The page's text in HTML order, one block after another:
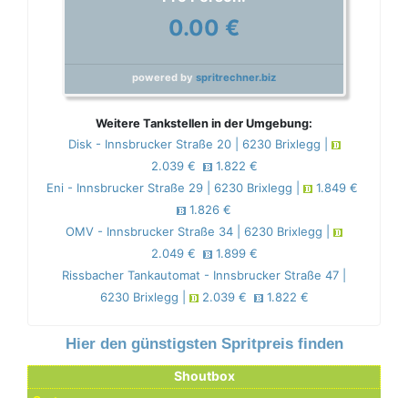
0.00 €
powered by spritrechner.biz
Weitere Tankstellen in der Umgebung:
Disk - Innsbrucker Straße 20 | 6230 Brixlegg |
2.039 €
1.822 €
Eni - Innsbrucker Straße 29 | 6230 Brixlegg |
1.849 €
1.826 €
OMV - Innsbrucker Straße 34 | 6230 Brixlegg |
2.049 €
1.899 €
Rissbacher Tankautomat - Innsbrucker Straße 47 |
6230 Brixlegg |
2.039 € 1.822 €
Hier den günstigsten Spritpreis finden
Shoutbox